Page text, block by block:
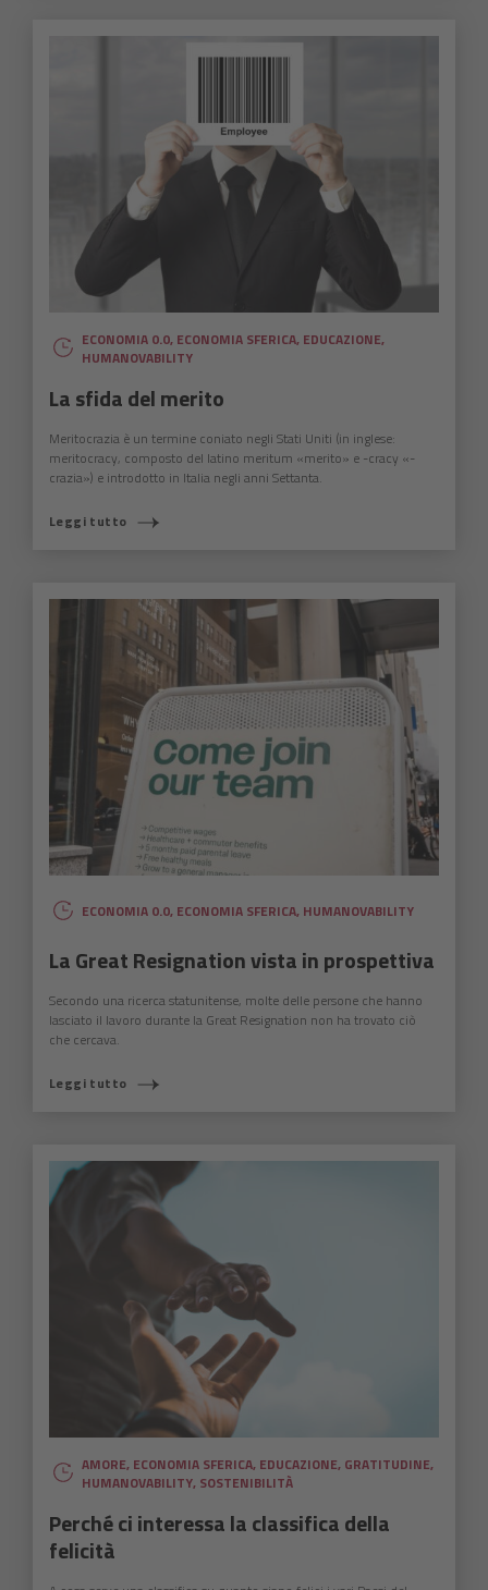
ECONOMIA 0.0, ECONOMIA SFERICA, EDUCAZIONE,
HUMANOVABILITY
La sfida del merito
Meritocrazia è un termine coniato negli Stati Uniti (in inglese:
meritocracy, composto del latino meritum «merito» e -cracy «-
crazia») e introdotto in Italia negli anni Settanta.
Leggi tutto
ECONOMIA 0.0, ECONOMIA SFERICA, HUMANOVABILITY
La Great Resignation vista in prospettiva
Secondo una ricerca statunitense, molte delle persone che hanno
lasciato il lavoro durante la Great Resignation non ha trovato ciò
che cercava.
Leggi tutto
AMORE, ECONOMIA SFERICA, EDUCAZIONE, GRATITUDINE,
HUMANOVABILITY, SOSTENIBILITÀ
Perché ci interessa la classifica della
felicità